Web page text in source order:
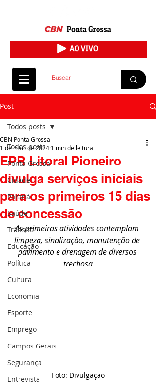
Post
Todos posts
Ponta Grossa
Cidade
Paraná
Saúde
Trânsito
Educação
Política
Cultura
Economia
Esporte
Emprego
Campos Gerais
Segurança
Entrevista
Todos posts
EPR Litoral Pioneiro
divulga serviços iniciais
para os primeiros 15 dias
de concessão
CBN Ponta Grossa
1 de mar. de 2024 1 min de leitura
As primeiras atividades contemplam
limpeza, sinalização, manutenção de
pavimento e drenagem de diversos
trechosa
Foto: Divulgação